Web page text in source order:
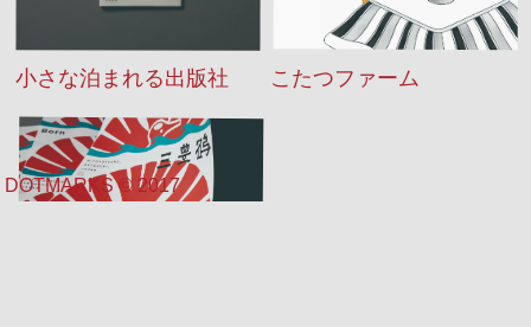
DOTMARKS ©︎ 2017
小さな泊まれる出版社 こたつファーム